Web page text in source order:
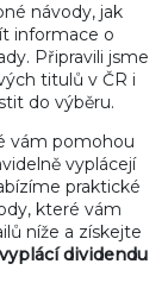
návody, jak
informace o
Připravili jsme
titulů v ČR i
do výběru.
vám pomohou
vyplácejí
praktické
které vám
níže a získejte
dividendu